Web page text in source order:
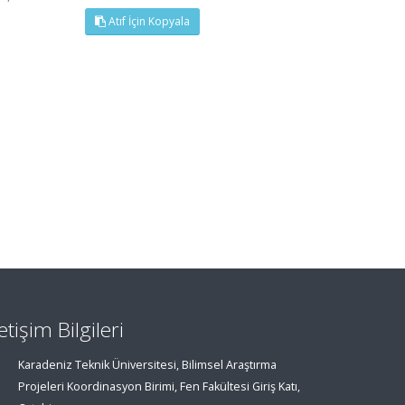
Atıf İçin Kopyala
Bilgileri
Karadeniz Teknik Üniversitesi, Bilimsel Araştırma
Projeleri Koordinasyon Birimi, Fen Fakültesi Giriş Katı,